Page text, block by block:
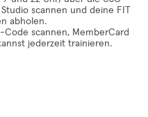
scannen und deine FIT
abholen.
scannen, MemberCard
jederzeit trainieren.